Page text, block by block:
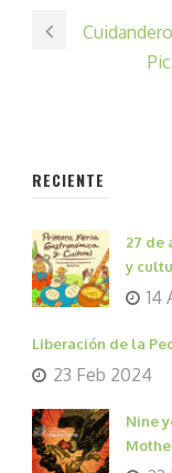
RECIENTE
27 de
y
14
Liberación de la
23 Feb 2024
Nine